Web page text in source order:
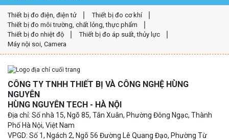
Thiết bị đo điện, điện tử
Thiết bị đo cơ khí
Thiết bị đo môi trường, chất lỏng, thực phẩm
Thiết bị đo nhiệt độ
Thiết bị đo áp suất, thủy lực
Máy nội soi, Camera
CÔNG TY TNHH THIẾT BỊ VÀ CÔNG NGHỆ HÙNG
NGUYÊN
HÙNG NGUYÊN TECH - HÀ NỘI
Địa chỉ: Số nhà 15, Ngõ 85, Tân Xuân, Phường Đông Ngạc, Thành
Phố Hà Nội, Việt Nam
VPGD: Số 1, Ngách 2, Ngõ 56 Đường Lê Quang Đạo, Phường Từ